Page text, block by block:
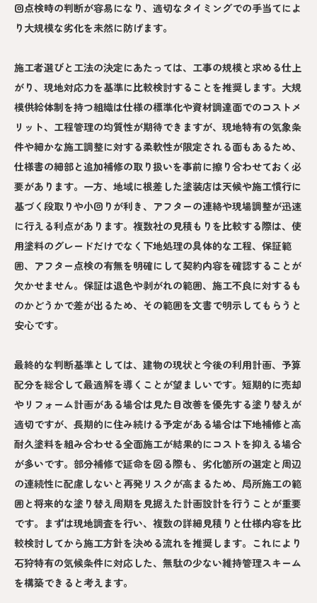
回点検時の判断が容易になり、適切なタイミングでの手当てによ
り大規模な劣化を未然に防げます。
施工者選びと工法の決定にあたっては、工事の規模と求める仕上
がり、現地対応力を基準に比較検討することを推奨します。大規
模供給体制を持つ組織は仕様の標準化や資材調達面でのコストメ
リット、工程管理の均質性が期待できますが、現地特有の気象条
件や細かな施工調整に対する柔軟性が限定される面もあるため、
仕様書の細部と追加補修の取り扱いを事前に擦り合わせておく必
要があります。一方、地域に根差した塗装店は天候や施工慣行に
基づく段取りや小回りが利き、アフターの連絡や現場調整が迅速
に行える利点があります。複数社の見積もりを比較する際は、使
用塗料のグレードだけでなく下地処理の具体的な工程、保証範
囲、アフター点検の有無を明確にして契約内容を確認することが
欠かせません。保証は退色や剥がれの範囲、施工不良に対するも
のかどうかで差が出るため、その範囲を文書で明示してもらうと
安心です。
最終的な判断基準としては、建物の現状と今後の利用計画、予算
配分を総合して最適解を導くことが望ましいです。短期的に売却
やリフォーム計画がある場合は見た目改善を優先する塗り替えが
適切ですが、長期的に住み続ける予定がある場合は下地補修と高
耐久塗料を組み合わせる全面施工が結果的にコストを抑える場合
が多いです。部分補修で延命を図る際も、劣化箇所の選定と周辺
の連続性に配慮しないと再発リスクが高まるため、局所施工の範
囲と将来的な塗り替え周期を見据えた計画設計を行うことが重要
です。まずは現地調査を行い、複数の詳細見積りと仕様内容を比
較検討してから施工方針を決める流れを推奨します。これにより
石狩特有の気候条件に対応した、無駄の少ない維持管理スキーム
を構築できると考えます。